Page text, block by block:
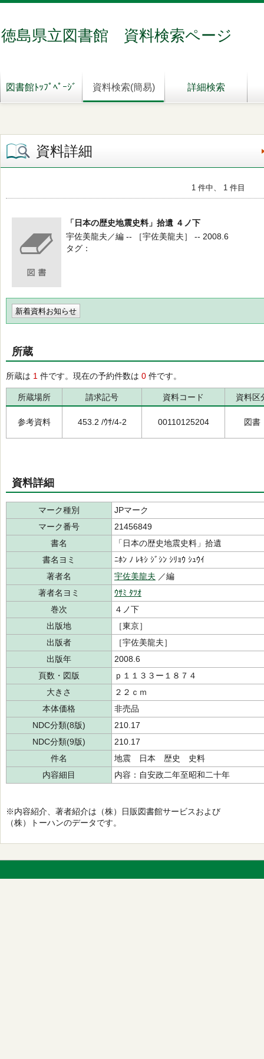
徳島県立図書館 資料検索ページ
図書館ﾄｯﾌﾟﾍﾟｰｼﾞ 資料検索(簡易) 詳細検索
資料詳細
1 件中、 1 件目
「日本の歴史地震史料」拾遺 ４ノ下
宇佐美龍夫／編 -- ［宇佐美龍夫］ -- 2008.6
タグ
新着資料お知らせ
所蔵
所蔵は 1 件です。現在の予約件数は 0 件です。
所蔵場所 請求記号 資料コード 資料区
参考資料 453.2 /ｳｻ/4-2 00110125204 図書
資料詳細
マーク種別
JPマーク
マーク番号
21456849
書名
「日本の歴史地震史料」拾遺
書名ヨミ
ﾆﾎﾝ ﾉ ﾚｷｼ ｼﾞｼﾝ ｼﾘｮｳ ｼｭｳｲ
著者名
宇佐美龍夫 ／編
著者名ヨミ
ｳｻﾐ ﾀﾂｵ
巻次
４ノ下
出版地
［東京］
出版者
［宇佐美龍夫］
出版年
2008.6
頁数・図版
ｐ１１３３ー１８７４
大きさ
２２ｃｍ
本体価格
非売品
NDC分類(8版)
210.17
NDC分類(9版)
210.17
件名
地震 日本 歴史 史料
内容細目
内容：自安政二年至昭和二十年
※内容紹介、著者紹介は（株）日販図書館サービスおよび
（株）トーハンのデータです。